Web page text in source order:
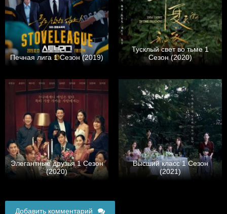
Печная лига 1 Сезон (2019)
Тусклый свет во тьме 1
Сезон (2020)
Элегантные друзья 1 Сезон
(2020)
Высший класс 1 Сезон
(2021)
Добавить комментарий